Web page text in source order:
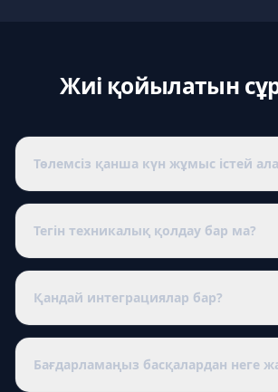
Жиі қойылатын
Төлемсіз қанша күн жұмыс істей
15 күн — барлық функциялары бар
тарифті төлеу қажет (ең төменгі
болады).
Тегін техникалық қолдау бар ма?
Кез келген тарифте және
техникалық қолдау.
Қандай интеграциялар бар?
Бизнеске ең қажеттілерінің бәрі:
терминалы), жеткізу агрегаторлары,
Бағдарламаңыз басқалардан неге